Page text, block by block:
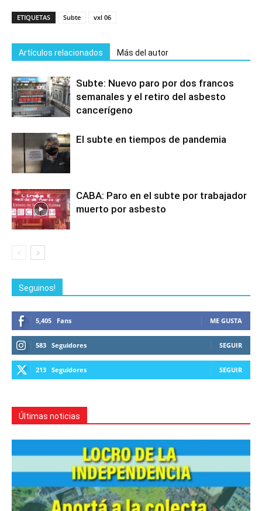
ETIQUETAS Subte vxl 06
Artículos relacionados Más del autor
Subte: Nuevo paro por dos francos
semanales y el retiro del asbesto
cancerígeno
El subte en tiempos de pandemia
CABA: Paro en el subte por trabajador
muerto por asbesto
Seguinos!
5,405 Fans ME GUSTA
583 Seguidores SEGUIR
213 Seguidores SEGUIR
Últimas noticias